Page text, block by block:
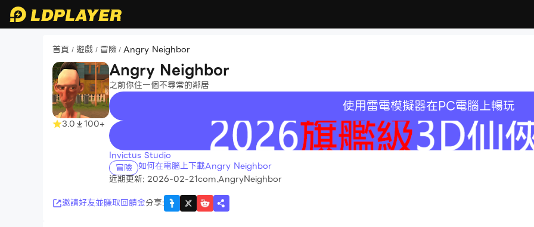
首頁 / 遊戲 / 冒險 / Angry Neighbor
3.0 100+
Angry Neighbor
之前你住一個不尋常的鄰居
使用雷電模擬器在PC電腦上暢玩
recommend
Invictus Studio
冒險 如何在電腦上下載Angry Neighbor
近期更新: 2026-02-21com.AngryNeighbor
邀請好友並賺取回饋金分享: